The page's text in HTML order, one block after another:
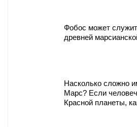
Фобос может
древней
Насколько сложно
Марс? Если
Красной планеты,